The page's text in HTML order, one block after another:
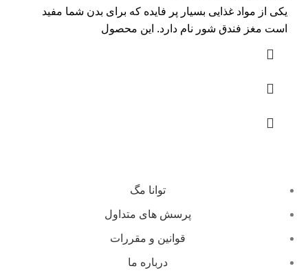
یکی از مواد غذایی بسیار پر فایده که برای بدن شما مفید
است مغز فندق شور نام دارد. این محصول
توانا مگ
پرسش های متداول
قوانین و مقررات
درباره ما